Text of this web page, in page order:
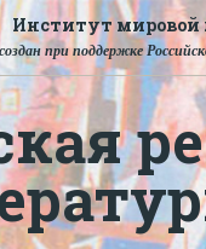
Институт мировой
при поддержке